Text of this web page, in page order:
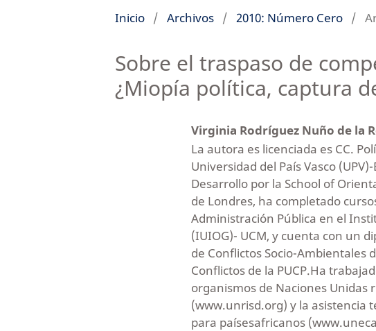
Inicio / Archivos / 2010: Número Cero /
Sobre el traspaso de
¿Miopía política, captura
Virginia Rodríguez Nuño de la
La autora es licenciada es CC.
Universidad del País Vasco
Desarrollo por la School of
de Londres, ha completado
Administración Pública en el
(IUIOG)- UCM, y cuenta con un
de Conflictos Socio-Ambientales
Conflictos de la PUCP.Ha
organismos de Naciones Unidas
(www.unrisd.org) y la asistencia
para paísesafricanos